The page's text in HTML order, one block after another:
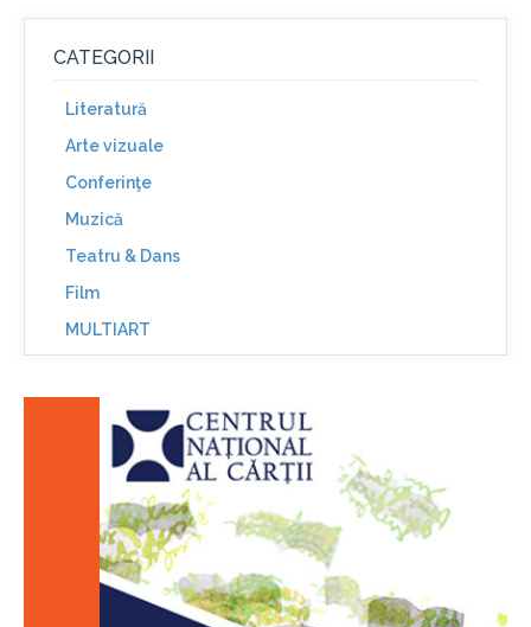
CATEGORII
Literatură
Arte vizuale
Conferinţe
Muzică
Teatru & Dans
Film
MULTIART